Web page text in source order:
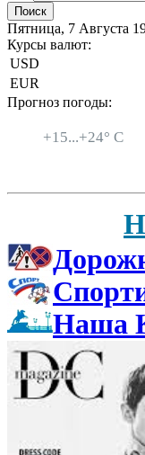
Пятница, 7 Августа
Курсы валют:
USD
EUR
Прогноз погоды:
+15...+24° C
Наша